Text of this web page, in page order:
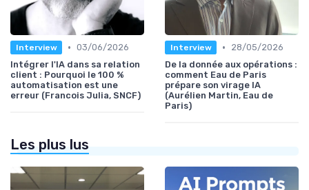
Interview • 03/06/2026
Intégrer l'IA dans sa relation
client : Pourquoi le 100 %
automatisation est une
erreur (Francois Julia, SNCF)
Interview •
28/05/2026
De la donnée aux opérations :
comment Eau de Paris
prépare son virage IA
(Aurélien Martin, Eau de
Paris)
Les plus lus